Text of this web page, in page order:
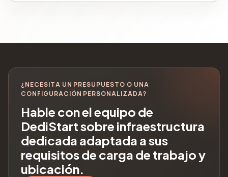
¿NECESITA UN PRESUPUESTO O UNA
CONFIGURACIÓN PERSONALIZADA?
Hable con el equipo de
DediStart sobre infraestructura
dedicada adaptada a sus
requisitos de carga de trabajo y
ubicación.